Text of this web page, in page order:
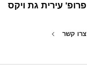
פרופ' עירית גת ויקס
צרו קשר